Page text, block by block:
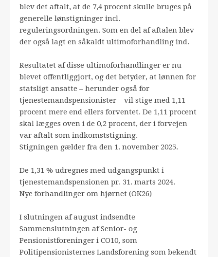
blev det aftalt, at de 7,4 procent skulle bruges på
generelle lønstigninger incl.
reguleringsordningen. Som en del af aftalen blev
der også lagt en såkaldt ultimoforhandling ind.
Resultatet af disse ultimoforhandlinger er nu
blevet offentliggjort, og det betyder, at lønnen for
statsligt ansatte – herunder også for
tjenestemandspensionister – vil stige med 1,11
procent mere end ellers forventet. De 1,11 procent
skal lægges oven i de 0,2 procent, der i forvejen
var aftalt som indkomststigning.
Stigningen gælder fra den 1. november 2025.
De 1,31 % udregnes med udgangspunkt i
tjenestemandspensionen pr. 31. marts 2024.
Nye forhandlinger om hjørnet (OK26)
I slutningen af august indsendte
Sammenslutningen af Senior- og
Pensionistforeninger i CO10, som
Politipensionisternes Landsforening som bekendt